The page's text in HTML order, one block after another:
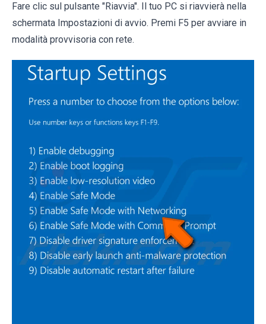
Fare clic sul pulsante "Riavvia". Il tuo PC si riavvierà nella
schermata Impostazioni di avvio. Premi F5 per avviare in
modalità provvisoria con rete.